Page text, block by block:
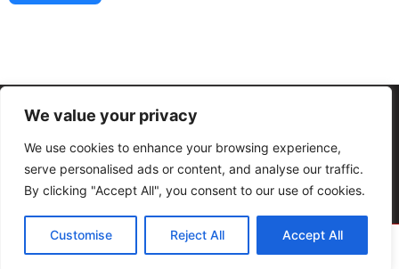
We value your privacy
We use cookies to enhance your browsing experience,
serve personalised ads or content, and analyse our traffic.
By clicking "Accept All", you consent to our use of cookies.
Customise Reject All Accept All